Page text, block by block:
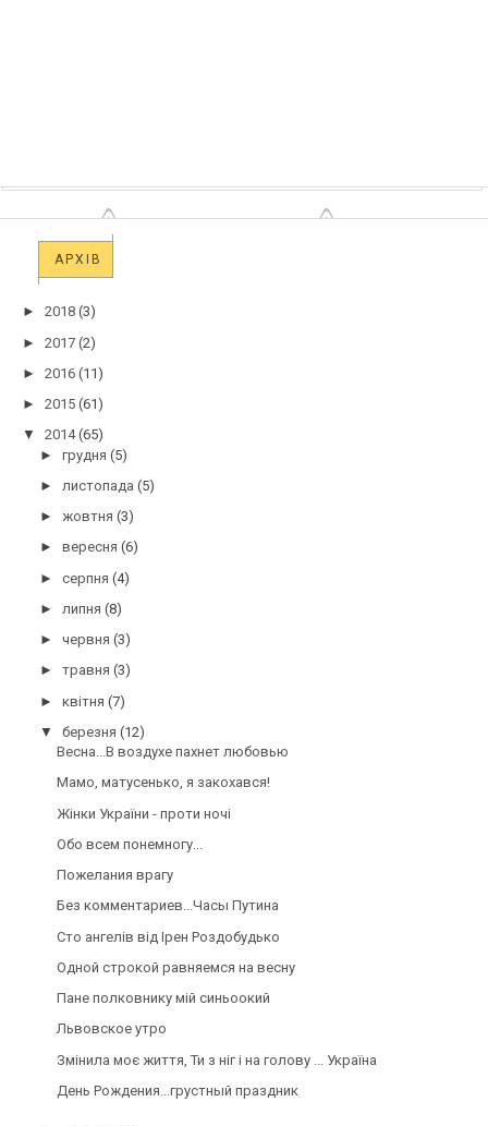
АРХІВ
► 2018 (3)
► 2017 (2)
► 2016 (11)
► 2015 (61)
▼
2014 (65)
► грудня (5)
► листопада (5)
► жовтня (3)
► вересня (6)
► серпня (4)
► липня (8)
► червня (3)
► травня (3)
► квітня (7)
▼
березня (12)
Весна...В воздухе пахнет любовью
Мамо, матусенько, я закохався!
Жінки України - проти ночі
Обо всем понемногу...
Пожелания врагу
Без комментариев...Часы Путина
Сто ангелів від Ірен Роздобудько
Одной строкой равняемся на весну
Пане полковнику мій синьоокий
Львовское утро
Змінила моє життя, Ти з ніг і на голову ... Україна
День Рождения...грустный праздник